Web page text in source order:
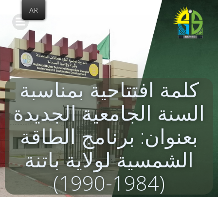
content
كلمة افتتاحية بمناسبة
السنة الجامعية الجديدة
بعنوان: برنامج الطاقة
الشمسية لولاية باتنة
(1984-1990)
AR